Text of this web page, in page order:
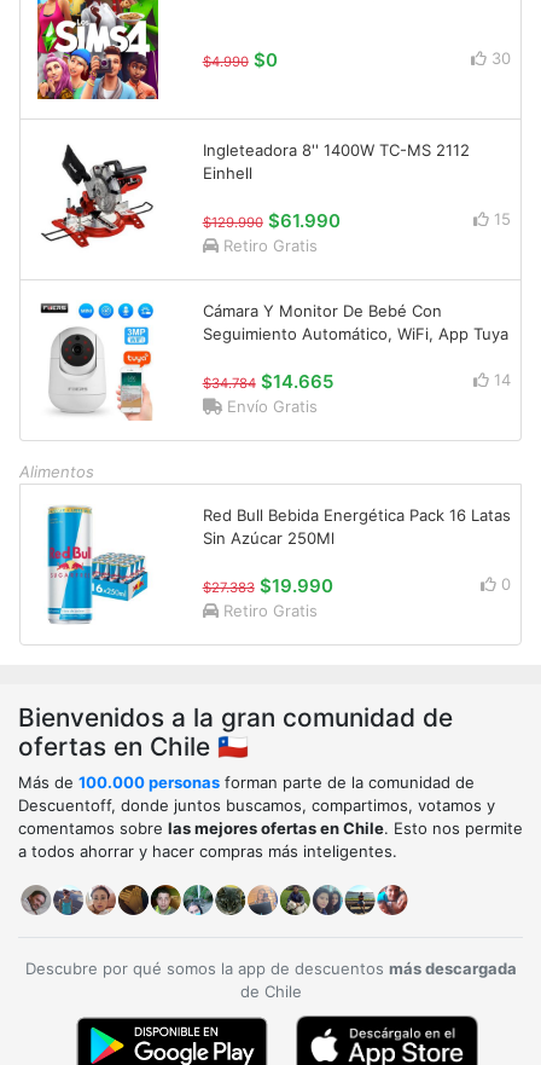
$4.990 $0 30
Ingleteadora 8'' 1400W TC-MS 2112
Einhell
$129.990 $61.990
15
Retiro Gratis
Cámara Y Monitor De Bebé Con
Seguimiento Automático, WiFi, App Tuya
$34.784 $14.665
14
Envío Gratis
Alimentos
Red Bull Bebida Energética Pack 16 Latas
Sin Azúcar 250Ml
$27.383 $19.990
0
Retiro Gratis
Bienvenidos a la gran comunidad de
ofertas en Chile 🇨🇱
Más de 100.000 personas forman parte de la comunidad de
Descuentoff, donde juntos buscamos, compartimos, votamos y
comentamos sobre las mejores ofertas en Chile. Esto nos permite
a todos ahorrar y hacer compras más inteligentes.
Descubre por qué somos la app de descuentos más descargada
de Chile